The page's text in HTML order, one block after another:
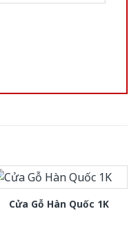
Cửa Gỗ Hàn Quốc 1K